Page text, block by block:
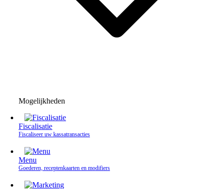
Mogelijkheden
Fiscalisatie
Fiscaliseer uw kassatransacties
Menu
Goederen, receptenkaarten en modifiers